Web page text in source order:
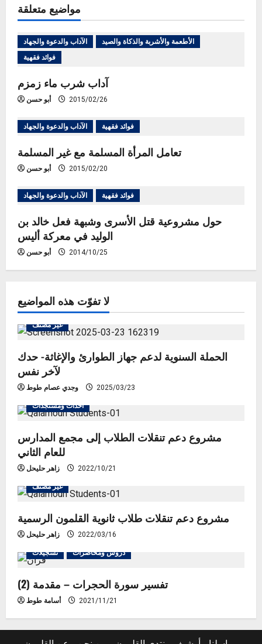
a
v
i
g
t
i
o
n
مواضيع متعلقة
الآداب والدعوة والجهاد
الأطعمة والأشربة والذكاة والصيد
فوائد فقهية
آداب شرب ماء زمزم
أبو حسن 2015/02/26
الآداب والدعوة والجهاد فوائد فقهية
تعامل المرأة المسلمة مع غير المسلمة
أبو حسن 2015/02/20
الآداب والدعوة والجهاد فوائد فقهية
حول مشروعية قتل الأسرى وشبهة فعل خالد بن
الوليد في معركة أليس
أبو حسن 2014/10/25
لا تفوّت هذه المواضيع
غير مصنف
الحملة السنوية لدعم جهاز الطوارئ والإغاثة- حدك
لآخر نفس
وجدي عصام طوط 2025/03/23
أحداث ومستجدات
مشروع دعم تنقلات الطلاب إلى مجمع المدارس
للعام الثاني
زاهر حليحل 2022/10/21
غير مصنف
مشروع دعم تنقلات طلاب ثانوية القلمون الرسمية
زاهر حليحل 2022/03/16
تسجيلات دروس ومحاضرات
تفسير سورة الحجرات – مقدمة (2)
أسامة طوط 2021/11/21